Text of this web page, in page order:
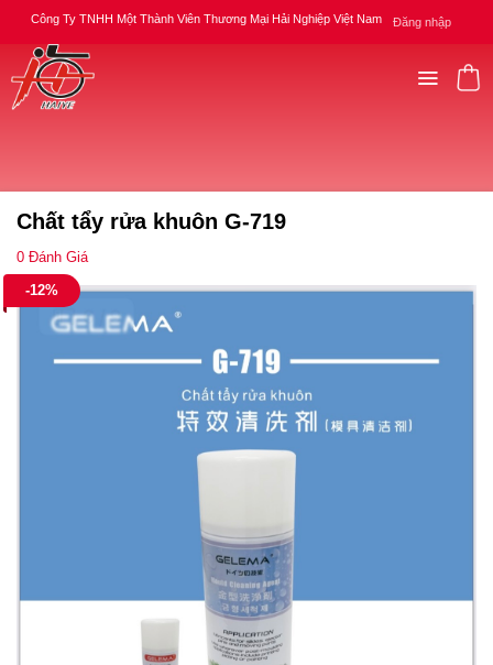
content
Công Ty TNHH Một Thành Viên Thương Mại Hải Nghiệp Việt Nam Đăng nhập
Chất tẩy rửa khuôn G-719
0 Đánh Giá
-12%